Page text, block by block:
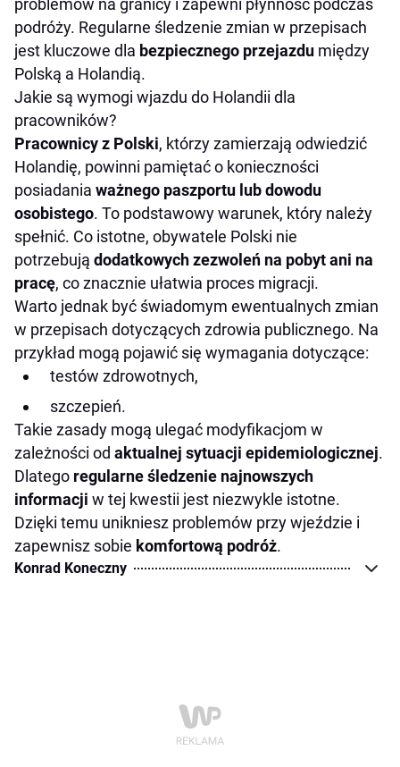
problemów na granicy i zapewni płynność podczas
podróży. Regularne śledzenie zmian w przepisach
jest kluczowe dla bezpiecznego przejazdu między
Polską a Holandią.
Jakie są wymogi wjazdu do Holandii dla
pracowników?
Pracownicy z Polski, którzy zamierzają odwiedzić
Holandię, powinni pamiętać o konieczności
posiadania ważnego paszportu lub dowodu
osobistego. To podstawowy warunek, który należy
spełnić. Co istotne, obywatele Polski nie
potrzebują dodatkowych zezwoleń na pobyt ani na
pracę, co znacznie ułatwia proces migracji.
Warto jednak być świadomym ewentualnych zmian
w przepisach dotyczących zdrowia publicznego. Na
przykład mogą pojawić się wymagania dotyczące:
testów zdrowotnych,
szczepień.
Takie zasady mogą ulegać modyfikacjom w
zależności od aktualnej sytuacji epidemiologicznej.
Dlatego regularne śledzenie najnowszych
informacji w tej kwestii jest niezwykle istotne.
Dzięki temu unikniesz problemów przy wjeździe i
zapewnisz sobie komfortową podróż.
Konrad Koneczny